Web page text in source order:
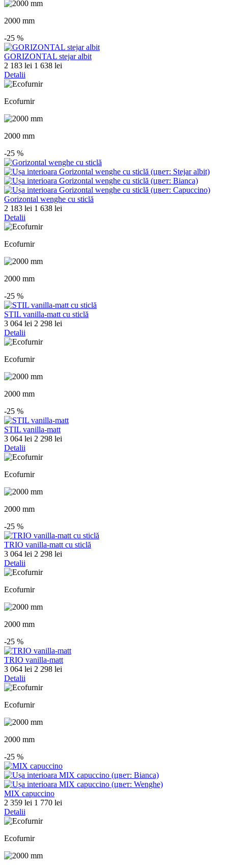
2000 mm
-25 %
GORIZONTAL stejar albit
2 183 lei 1 638 lei
Detalii
Ecofurnir
2000 mm
-25 %
Gorizontal wenghe cu sticlă
2 183 lei 1 638 lei
Detalii
Ecofurnir
2000 mm
-25 %
STIL vanilla-matt cu sticlă
3 064 lei 2 298 lei
Detalii
Ecofurnir
2000 mm
-25 %
STIL vanilla-matt
3 064 lei 2 298 lei
Detalii
Ecofurnir
2000 mm
-25 %
TRIO vanilla-matt cu sticlă
3 064 lei 2 298 lei
Detalii
Ecofurnir
2000 mm
-25 %
TRIO vanilla-matt
3 064 lei 2 298 lei
Detalii
Ecofurnir
2000 mm
-25 %
MIX capuccino
2 359 lei 1 770 lei
Detalii
Ecofurnir